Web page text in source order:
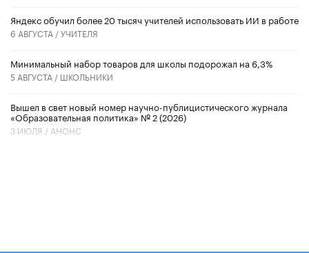
​Яндекс обучил более 20 тысяч учителей использовать ИИ в работе
6 АВГУСТА /УЧИТЕЛЯ
Минимальный набор товаров для школы подорожал на 6,3%
5 АВГУСТА / ШКОЛЬНИКИ
Вышел в свет новый номер научно-публицистического журнала
«Образовательная политика» № 2 (2026)
3 ИЮЛЯ / АНОНС